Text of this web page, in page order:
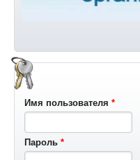
Имя пользователя *
Пароль *